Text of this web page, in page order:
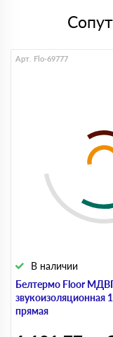
Белтермо Floor
звукоизоляционная
прямая
В наличии
Арт. Flo-69777